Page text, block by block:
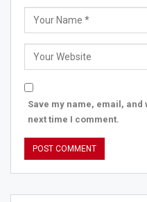
Save my name, email,
next time I comment.